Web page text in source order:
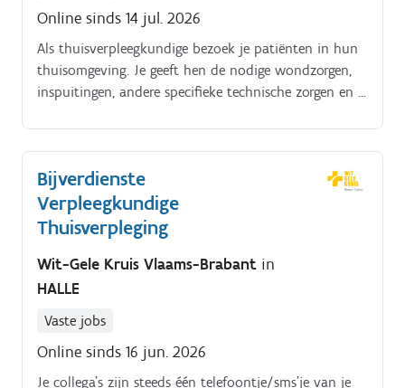
Online sinds 14 jul. 2026
Als thuisverpleegkundige bezoek je patiënten in hun
thuisomgeving. Je geeft hen de nodige wondzorgen,
inspuitingen, andere specifieke technische zorgen en je
Bijverdienste
Verpleegkundige
Thuisverpleging
Wit-Gele Kruis Vlaams-Brabant in
HALLE
Vaste jobs
Online sinds 16 jun. 2026
Je collega’s zijn steeds één telefoontje/sms’je van je